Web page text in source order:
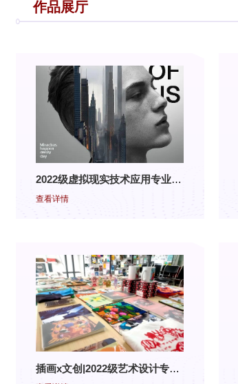
作品展厅
2022级虚拟现实技术应用专业 |Photoshop结课展
查看详情
插画x文创|2022级艺术设计专业《插画设计》课程结课展